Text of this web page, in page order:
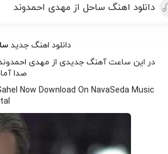
دانلود اهنگ ساحل از مهدی احمدوند
دانلود اهنگ جدید
در این ساعت آهنگ جدیدی از مهدی احمدوند
صدا
Now Download On NavaSeda Music